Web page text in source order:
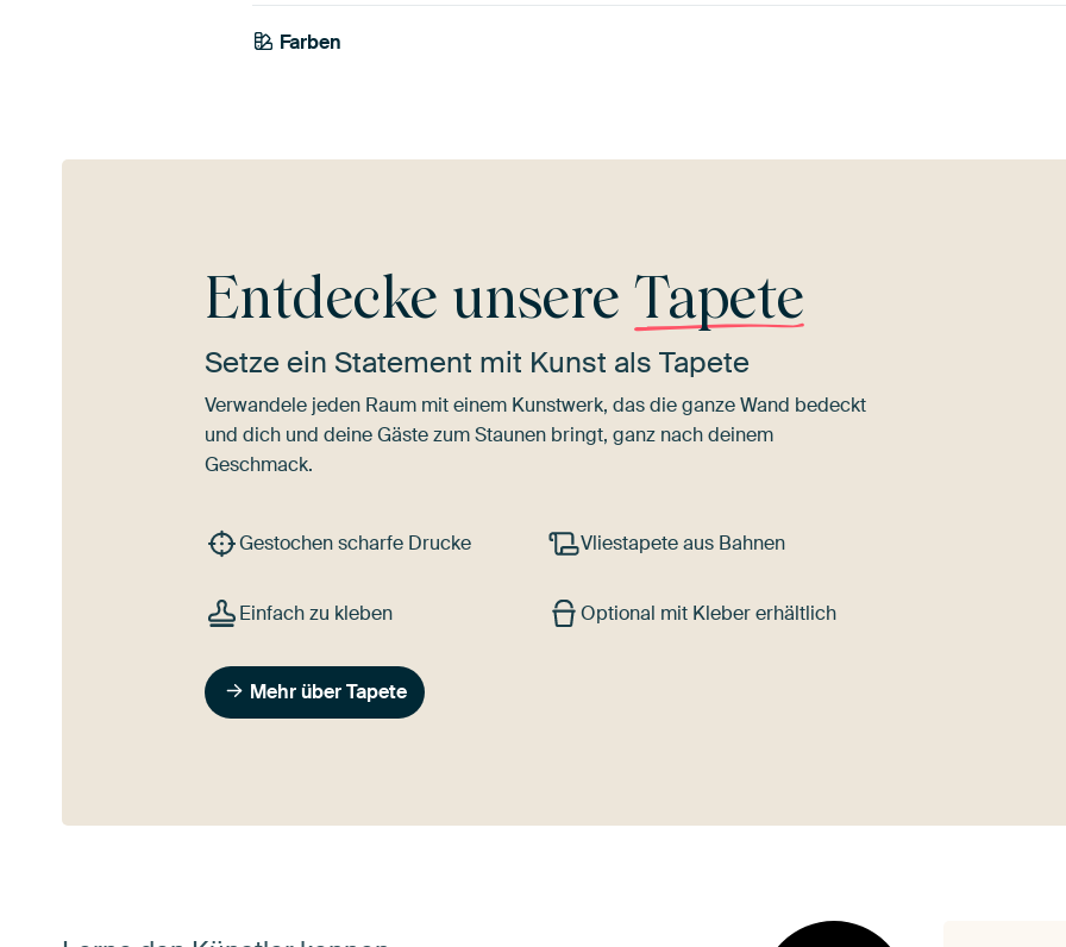
Farben
Blau
Entdecke unsere Tapete
Setze ein Statement mit Kunst als Tapete
Verwandele jeden Raum mit einem Kunstwerk, das die ganze Wand bedeckt
und dich und deine Gäste zum Staunen bringt, ganz nach deinem
Geschmack.
Gestochen scharfe Drucke Vliestapete aus Bahnen
Einfach zu kleben Optional mit Kleber erhältlich
Mehr über Tapete